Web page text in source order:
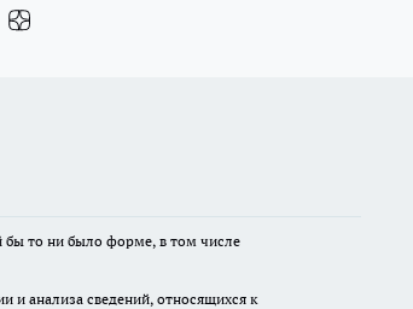
бы то ни было форме, в том числе
и анализа сведений, относящихся к